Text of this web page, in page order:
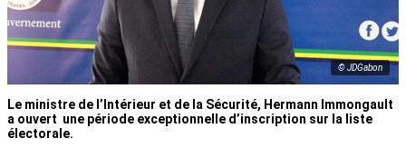
© JDGabon
Le ministre de l’Intérieur et de la Sécurité, Hermann Immongault
a ouvert une période exceptionnelle d’inscription sur la liste
électorale.